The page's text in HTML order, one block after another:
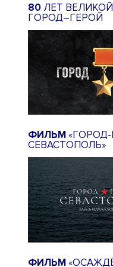
80 ЛЕТ
ГОРОД–ГЕРОЙ
ФИЛЬМ
СЕВАСТОПОЛЬ»
ФИЛЬМ